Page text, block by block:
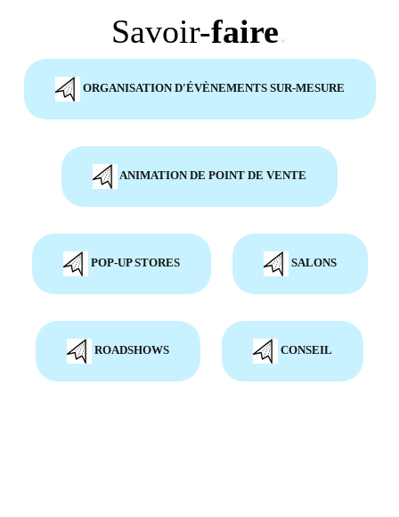
Savoir-faire.
ORGANISATION D'ÉVÈNEMENTS SUR-MESURE
ANIMATION DE POINT DE VENTE
POP-UP STORES SALONS
ROADSHOWS CONSEIL